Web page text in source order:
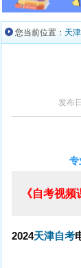
您当前位置： 天
发布
专
《自考视
2024天津自考